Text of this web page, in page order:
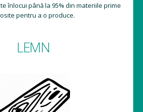
înlocui până la 95% din materiile prime
pentru a o produce.
LEMN